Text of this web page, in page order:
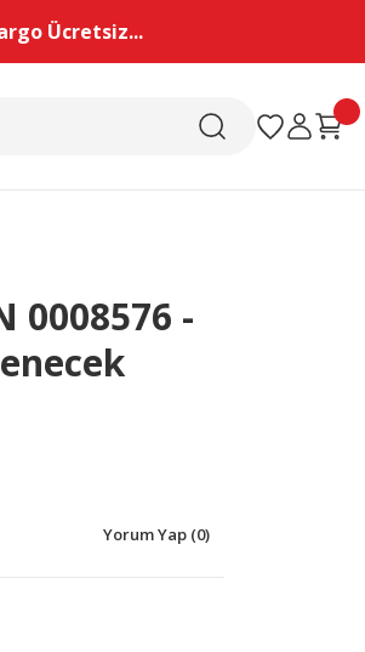
Ücretsiz...
0008576 -
Yorum Yap (0)